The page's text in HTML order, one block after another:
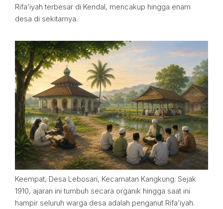
Rifa’iyah terbesar di Kendal, mencakup hingga enam
desa di sekitarnya.
Keempat, Desa Lebosari, Kecamatan Kangkung. Sejak
1910, ajaran ini tumbuh secara organik hingga saat ini
hampir seluruh warga desa adalah penganut Rifa’iyah.